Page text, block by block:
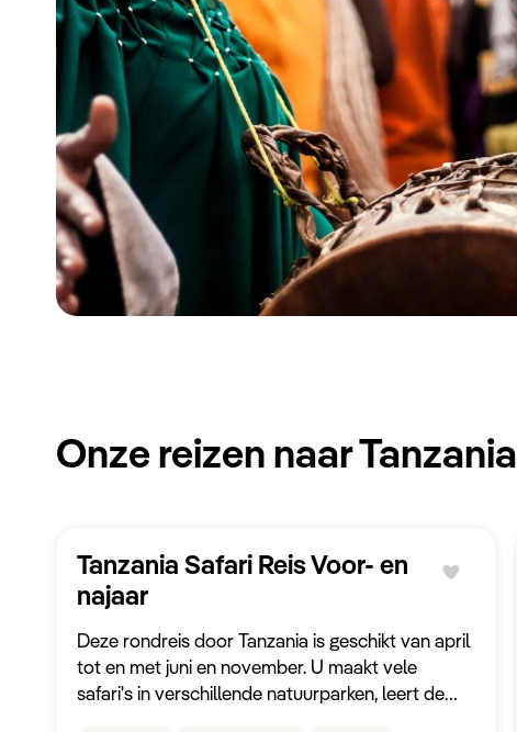
Onze reizen naar Tanzania
Tanzania Safari Reis Voor- en
najaar
Deze rondreis door Tanzania is geschikt van april
tot en met juni en november. U maakt vele
safari's in verschillende natuurparken, leert de